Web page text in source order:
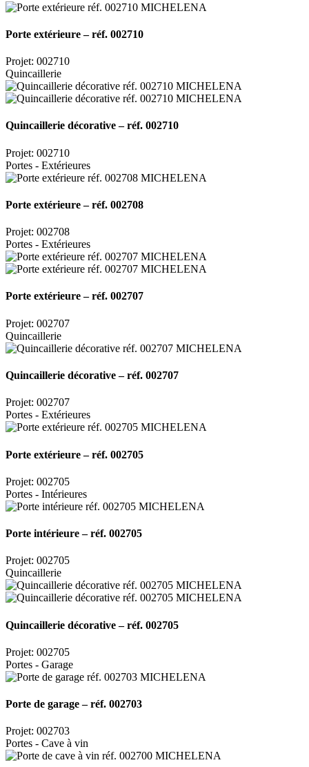
Porte extérieure – réf. 002710
Projet: 002710
Quincaillerie
Quincaillerie décorative – réf. 002710
Projet: 002710
Portes - Extérieures
Porte extérieure – réf. 002708
Projet: 002708
Portes - Extérieures
Porte extérieure – réf. 002707
Projet: 002707
Quincaillerie
Quincaillerie décorative – réf. 002707
Projet: 002707
Portes - Extérieures
Porte extérieure – réf. 002705
Projet: 002705
Portes - Intérieures
Porte intérieure – réf. 002705
Projet: 002705
Quincaillerie
Quincaillerie décorative – réf. 002705
Projet: 002705
Portes - Garage
Porte de garage – réf. 002703
Projet: 002703
Portes - Cave à vin